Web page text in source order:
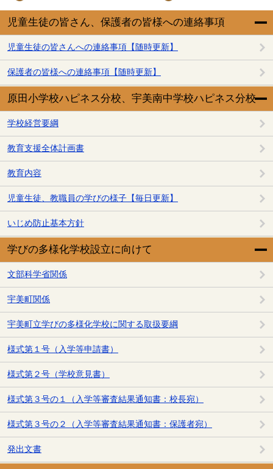
児童生徒の皆さん、保護者の皆様への連絡事項
児童生徒の皆さんへの連絡事項【随時更新】
保護者の皆様への連絡事項【随時更新】
原田小学校ハピネス分校、宇美南中学校ハピネス分校
学校経営要綱
教育支援全体計画書
教育内容
児童生徒、教職員の学びの様子【毎日更新】
いじめ防止基本方針
学びの多様化学校設立に向けて
文部科学省関係
宇美町関係
宇美町立学びの多様化学校に関する取扱要綱
様式第１号（入学等申請書）
様式第２号（学校意見書）
様式第３号の１（入学等審査結果通知書：校長宛）
様式第３号の２（入学等審査結果通知書：保護者宛）
発出文書